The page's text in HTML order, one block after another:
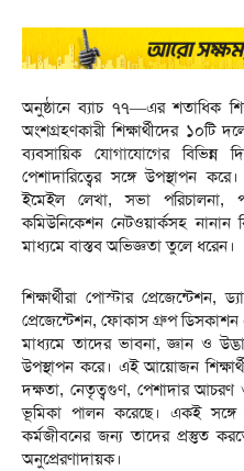
অনুষ্ঠানে ব্যাচ ৭৭—এর শতাধিক
অংশগ্রহণকারী শিক্ষার্থীদের ১০টি
ব্যবসায়িক যোগাযোগের
পেশাদারিত্বের সঙ্গে উপস্থাপন
ইমেইল লেখা, সভা পরিচালনা,
কমিউনিকেশন নেটওয়ার্কসহ নানান
মাধ্যমে বাস্তব অভিজ্ঞতা তুলে ধরেন।
শিক্ষার্থীরা পোস্টার প্রেজেন্টেশন,
প্রেজেন্টেশন, ফোকাস গ্রুপ ডিসকাশন
মাধ্যমে তাদের ভাবনা, জ্ঞান ও
উপস্থাপন করে। এই আয়োজন
দক্ষতা, নেতৃত্বগুণ, পেশাদার আচরণ
ভূমিকা পালন করেছে। একই সঙ্গে
কর্মজীবনের জন্য তাদের প্রস্তুত
অনুপ্রেরণাদায়ক।